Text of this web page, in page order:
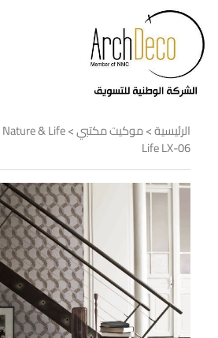
الرئيسية>موكيت مكتبي>
Nature & Life
Life LX-06